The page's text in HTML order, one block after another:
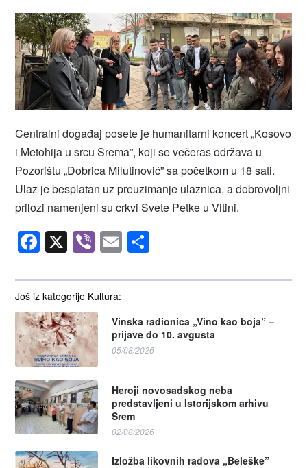
Još iz kategorije Kultura:
Vinska radionica „Vino kao boja” –
prijave do 10. avgusta
05/08/2026
Heroji novosadskog neba
predstavljeni u Istorijskom arhivu
Srem
02/08/2026
Izložba likovnih radova „Beleške”
Centralni događaj posete je humanitarni koncert „Kosovo
i Metohija u srcu Srema”, koji se večeras održava u
Pozorištu „Dobrica Milutinović” sa početkom u 18 sati.
Ulaz je besplatan uz preuzimanje ulaznica, a dobrovoljni
prilozi namenjeni su crkvi Svete Petke u Vitini.
Facebook
X Viber
Email